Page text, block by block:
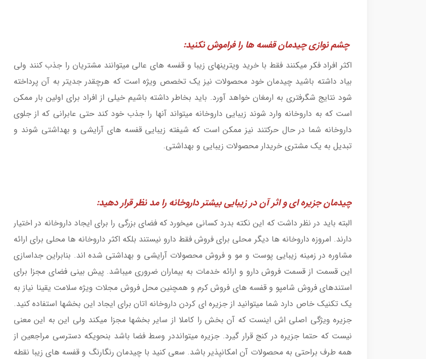
چشم نوازی چیدمان قفسه ها را فراموش نکنید:
اکثر افراد فکر میکنند فقط با خرید ویترینهای زیبا و قفسه های عالی میتوانند مشتریان را جذب کنند ولی
بیاد داشته باشید چیدمان خود محصولات نیز یک تخصص ویژه است که هرچقدر جدیتر به آن پرداخته
شود نتایج شگرفتری به ارمغان خواهد آورد. باید بخاطر داشته باشیم خیلی از افراد برای اولین بار ممکن
است که به داروخانه وارد شوند زیبایی داروخانه میتواند آنها را جذب خود کند حتی عابرانی که از جلوی
داروخانه شما در حال حرکتند نیز ممکن است که شیفته زیبایی قفسه های آرایشی و بهداشتی شوند و
تبدیل به یک مشتری خریدار محصولات زیبایی و بهداشتی.
چیدمان جزیره ای و اثر آن در زیبایی بیشتر داروخانه را مد نظر قرار دهید:
البته باید در نظر داشت که این نکته بدرد کسانی میخورد که فضای بزرگی را برای ایجاد داروخانه در اختیار
دارند. امروزه داروخانه ها دیگر محلی برای فروش فقط دارو نیستند بلکه اکثر داروخانه ها محلی برای ارائه
مشاوره در زمینه زیبایی پوست و مو و فروش محصولات آرایشی و بهداشتی شده اند. بنابراین جداسازی
این قسمت از قسمت فروش دارو و ارائه خدمات به بیماران ضروری میباشد. پیش بینی فضای مجزا برای
استندهای فروش شامپو و قفسه های فروش کرم و همچنین محل فروش مجلات ویژه سلامت یقینا نیاز به
یک تکنیک خاص دارد شما میتوانید از جزیره ای کردن داروخانه اتان برای ایجاد این بخشها استفاده کنید.
جزیره ویژگی اصلی اش اینست که آن بخش را کاملا از سایر بخشها مجزا میکند ولی این به این معنی
نیست که حتما جزیره در کنج قرار گیرد. جزیره میتوانددر وسط فضا باشد بنحویکه دسترسی مراجعین از
همه طرف براحتی به محصولات آن امکانپذیر باشد. سعی کنید با چیدمان رنگارنگ و قفسه های زیبا نقطه